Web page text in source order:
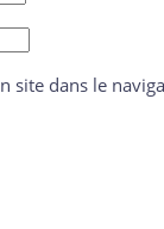
site dans le